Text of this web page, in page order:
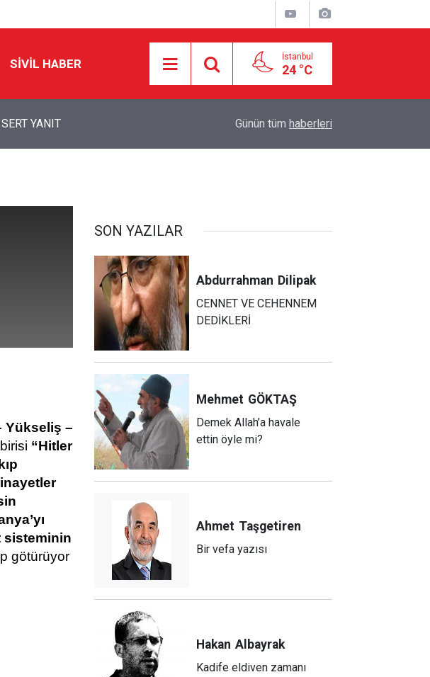
SIVIL HABER İstanbul
24 °C
İran ile Umman arasında Hürmüz'de genel
Günün tüm haberleri
Yükseliş –
“Hitler
sisteminin
götürüyor
SON YAZILAR
Abdurrahman Dilipak
CENNET VE CEHENNEM
DEDİKLERİ
Mehmet GÖKTAŞ
Demek Allah’a havale
ettin öyle mi?
Ahmet Taşgetiren
Bir vefa yazısı
Hakan Albayrak
Kadife eldiven zamanı